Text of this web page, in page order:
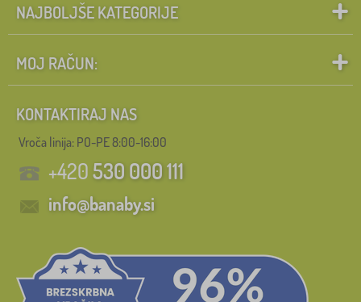
NAJBOLJŠE KATEGORIJE
MOJ RAČUN:
KONTAKTIRAJ NAS
Vroča linija: PO-PE 8:00-16:00
+420530 000 111
info@banaby.si